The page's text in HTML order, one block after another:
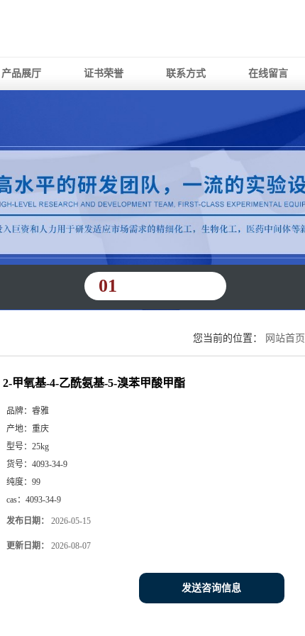
产品展厅 证书荣誉 联系方式 在线留言
01
您当前的位置： 网站首页
2-甲氧基-4-乙酰氨基-5-溴苯甲酸甲酯
品牌： 睿雅
产地： 重庆
型号： 25kg
货号： 4093-34-9
纯度： 99
cas： 4093-34-9
发布日期： 2026-05-15
更新日期： 2026-08-07
发送咨询信息